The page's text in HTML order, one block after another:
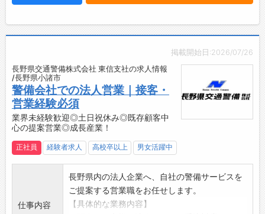
・イベントの企画立案、ドローンによる警備、
【会社の特徴】
・全日警のグループ会社として発足し、長野県
・お客様の多様なニーズに対しても「確かな信
頼、富んだ実績」で任務を遂行しており、安定
した企業です。
掲載開始日:2026/07/26
長野県交通警備株式会社 東信支社の求人情報
/長野県小諸市
警備会社での法人営業｜接客・
営業経験必須
業界未経験歓迎◎土日祝休み◎既存顧客中
心の提案営業◎成長産業！
正社員 経験者求人 高校卒以上 男女活躍中
仕事内容
長野県内の法人企業へ、自社の警備サービスを
ご提案する営業職をお任せします。
【具体的な業務内容】